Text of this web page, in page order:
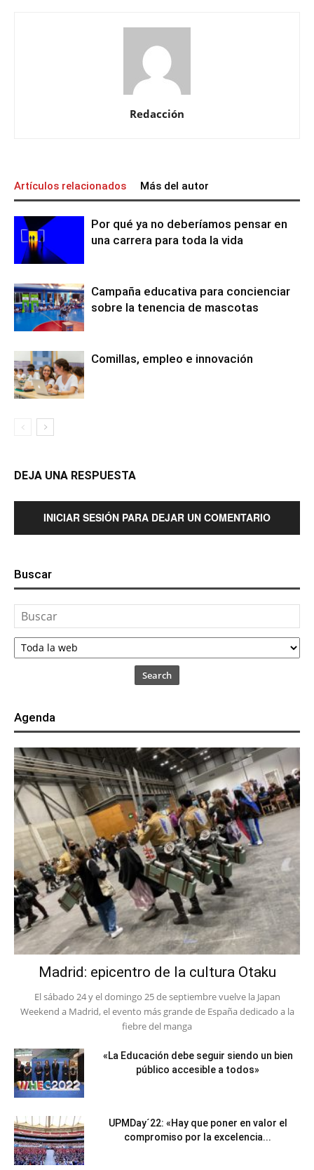
Redacción
Artículos relacionados Más del autor
Por qué ya no deberíamos pensar en
una carrera para toda la vida
Campaña educativa para concienciar
sobre la tenencia de mascotas
Comillas, empleo e innovación
DEJA UNA RESPUESTA
INICIAR SESIÓN PARA DEJAR UN COMENTARIO
Buscar
Search
Agenda
Madrid: epicentro de la cultura Otaku
El sábado 24 y el domingo 25 de septiembre vuelve la Japan
Weekend a Madrid, el evento más grande de España dedicado a la
fiebre del manga
«La Educación debe seguir siendo un bien
público accesible a todos»
UPMDay´22: «Hay que poner en valor el
compromiso por la excelencia...